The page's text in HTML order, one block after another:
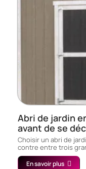
Abri de jardin
avant de se
Choisir un abri de
contre entre trois
En savoir plus